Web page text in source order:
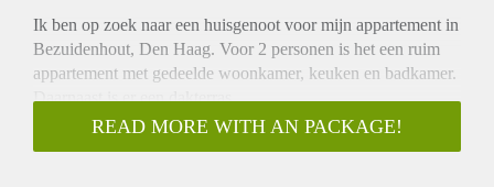
Ik ben op zoek naar een huisgenoot voor mijn appartement in
Bezuidenhout, Den Haag. Voor 2 personen is het een ruim
appartement met gedeelde woonkamer, keuken en badkamer.
Daarnaast is er een dakterras.
De slaapkamer zelf is niet erg groot. Er past een 2
persoonsbed in en er zit een inbouw kast in.
READ MORE WITH AN PACKAGE!